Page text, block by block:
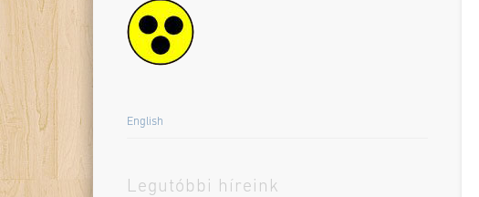
English
Legutóbbi híreink